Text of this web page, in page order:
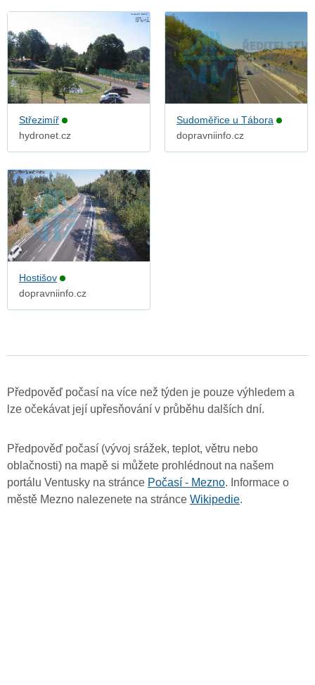
Střezimíř
hydronet.cz
Sudoměřice u Tábora
dopravniinfo.cz
Hostišov
dopravniinfo.cz
Předpověď počasí na více než týden je pouze výhledem a
lze očekávat její upřesňování v průběhu dalších dní.
Předpověď počasí (vývoj srážek, teplot, větru nebo
oblačnosti) na mapě si můžete prohlédnout na našem
portálu Ventusky na stránce Počasí - Mezno. Informace o
městě Mezno nalezenete na stránce Wikipedie.